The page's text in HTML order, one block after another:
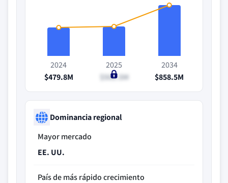
2024
$479.8M
2025
$501.5M
2034
$858.5M
Dominancia regional
Mayor mercado
EE. UU.
País de más rápido crecimiento